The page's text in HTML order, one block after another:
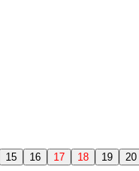
15 16 17 18 19 20